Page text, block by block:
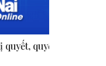
định tại các xã,